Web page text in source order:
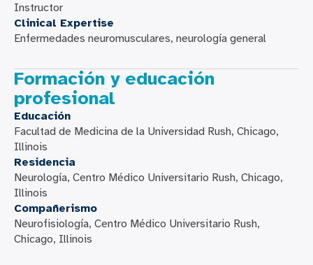
Instructor
Clinical Expertise
Enfermedades neuromusculares, neurología general
Formación y educación
profesional
Educación
Facultad de Medicina de la Universidad Rush, Chicago,
Illinois
Residencia
Neurología, Centro Médico Universitario Rush, Chicago,
Illinois
Compañerismo
Neurofisiología, Centro Médico Universitario Rush,
Chicago, Illinois